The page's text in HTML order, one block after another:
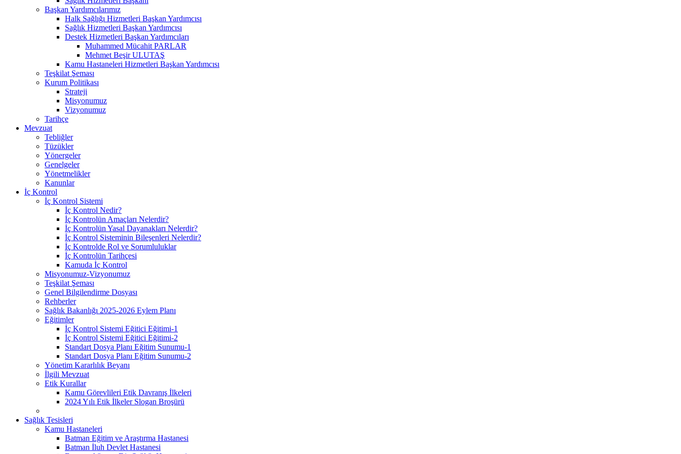
Başkan Yardımcılarımız
Halk Sağlığı Hizmetleri Başkan Yardımcısı
Sağlık Hizmetleri Başkan Yardımcısı
Destek Hizmetleri Başkan Yardımcıları
Muhammed Mücahit PARLAR
Mehmet Beşir ULUTAŞ
Kamu Hastaneleri Hizmetleri Başkan Yardımcısı
Teşkilat Şeması
Kurum Politikası
Strateji
Misyonumuz
Vizyonumuz
Tarihçe
Mevzuat
Tebliğler
Tüzükler
Yönergeler
Genelgeler
Yönetmelikler
Kanunlar
İç Kontrol
İç Kontrol Sistemi
İç Kontrol Nedir?
İç Kontrolün Amaçları Nelerdir?
İç Kontrolün Yasal Dayanakları Nelerdir?
İç Kontrol Sisteminin Bileşenleri Nelerdir?
İç Kontrolde Rol ve Sorumluluklar
İç Kontrolün Tarihçesi
Kamuda İç Kontrol
Misyonumuz-Vizyonumuz
Teşkilat Şeması
Genel Bilgilendirme Dosyası
Rehberler
Sağlık Bakanlığı 2025-2026 Eylem Planı
Eğitimler
İç Kontrol Sistemi Eğitici Eğitimi-1
İç Kontrol Sistemi Eğitici Eğitimi-2
Standart Dosya Planı Eğitim Sunumu-1
Standart Dosya Planı Eğitim Sunumu-2
Yönetim Kararlılık Beyanı
İlgili Mevzuat
Etik Kurallar
Kamu Görevlileri Etik Davranış İlkeleri
2024 Yılı Etik İlkeler Slogan Broşürü
Sağlık Tesisleri
Kamu Hastaneleri
Batman Eğitim ve Araştırma Hastanesi
Batman İluh Devlet Hastanesi